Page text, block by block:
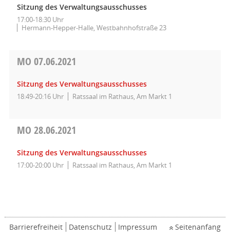
Sitzung des Verwaltungsausschusses
17:00-18:30 Uhr
Hermann-Hepper-Halle, Westbahnhofstraße 23
MO 07.06.2021
Sitzung des Verwaltungsausschusses
18:49-20:16 Uhr Ratssaal im Rathaus, Am Markt 1
MO 28.06.2021
Sitzung des Verwaltungsausschusses
17:00-20:00 Uhr Ratssaal im Rathaus, Am Markt 1
Barrierefreiheit Datenschutz Impressum Seitenanfang